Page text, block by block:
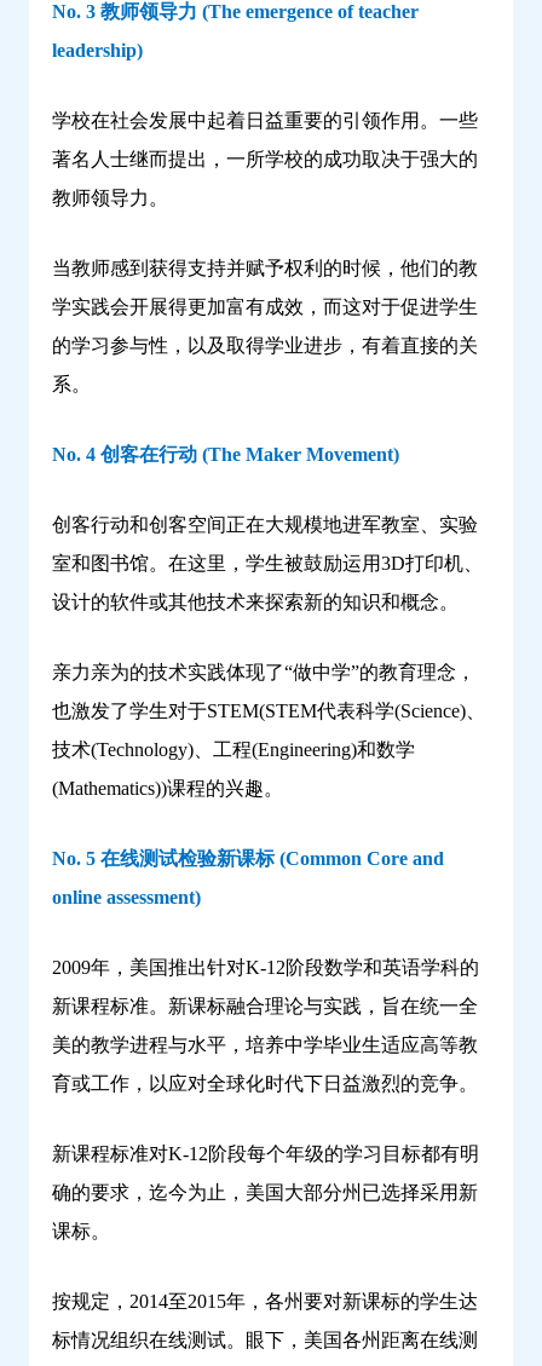
No. 3 教师领导力 (The emergence of teacher
leadership)
学校在社会发展中起着日益重要的引领作用。一些
著名人士继而提出，一所学校的成功取决于强大的
教师领导力。
当教师感到获得支持并赋予权利的时候，他们的教
学实践会开展得更加富有成效，而这对于促进学生
的学习参与性，以及取得学业进步，有着直接的关
系。
No. 4 创客在行动 (The Maker Movement)
创客行动和创客空间正在大规模地进军教室、实验
室和图书馆。在这里，学生被鼓励运用3D打印机、
设计的软件或其他技术来探索新的知识和概念。
亲力亲为的技术实践体现了“做中学”的教育理念，
也激发了学生对于STEM(STEM代表科学(Science)、
技术(Technology)、工程(Engineering)和数学
(Mathematics))课程的兴趣。
No. 5 在线测试检验新课标 (Common Core and
online assessment)
2009年，美国推出针对K-12阶段数学和英语学科的
新课程标准。新课标融合理论与实践，旨在统一全
美的教学进程与水平，培养中学毕业生适应高等教
育或工作，以应对全球化时代下日益激烈的竞争。
新课程标准对K-12阶段每个年级的学习目标都有明
确的要求，迄今为止，美国大部分州已选择采用新
课标。
按规定，2014至2015年，各州要对新课标的学生达
标情况组织在线测试。眼下，美国各州距离在线测